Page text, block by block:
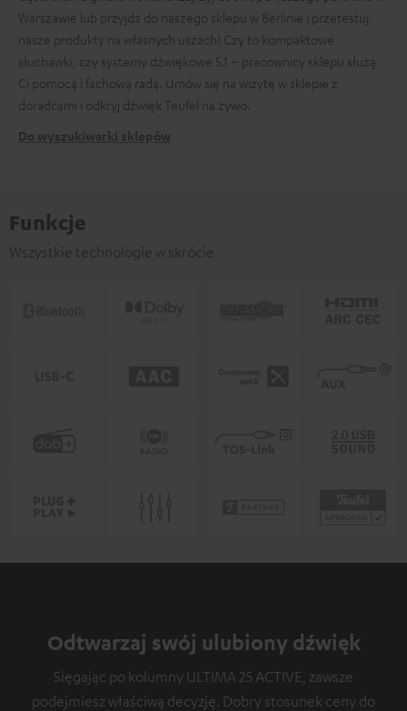
Warszawie lub przyjdź do naszego sklepu w Berlinie i przetestuj
nasze produkty na własnych uszach! Czy to kompaktowe
słuchawki, czy systemy dźwiękowe 5.1 – pracownicy sklepu służą
Ci pomocą i fachową radą. Umów się na wizytę w sklepie z
doradcami i odkryj dźwięk Teufel na żywo.
Do wyszukiwarki sklepów
Funkcje
Wszystkie technologie w skrócie
Odtwarzaj swój ulubiony dźwięk
Sięgając po kolumny ULTIMA 25 ACTIVE, zawsze
podejmiesz właściwą decyzję. Dobry stosunek ceny do